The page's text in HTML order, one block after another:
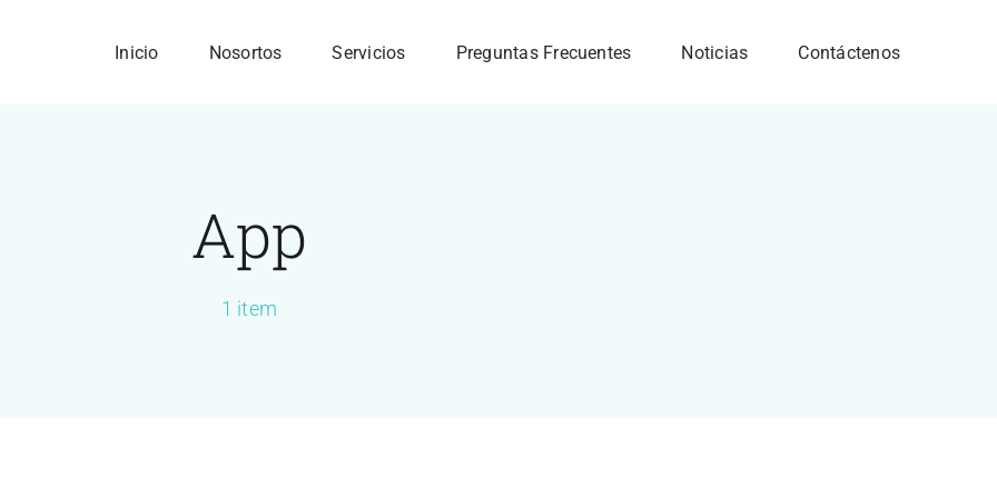
Inicio Nosortos Servicios Preguntas Frecuentes Noticias Contáctenos
App
1 item